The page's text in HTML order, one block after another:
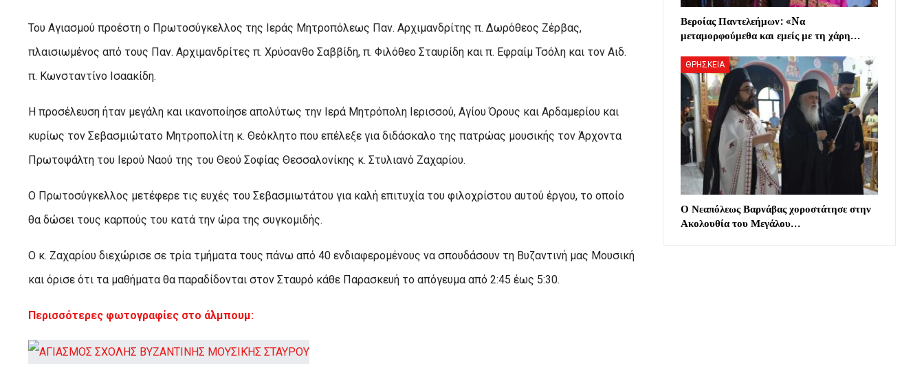
Του Αγιασμού προέστη ο Πρωτοσύγκελλος της Ιεράς Μητροπόλεως Παν. Αρχιμανδρίτης π. Δωρόθεος Ζέρβας,
πλαισιωμένος από τους Παν. Αρχιμανδρίτες π. Χρύσανθο Σαββίδη, π. Φιλόθεο Σταυρίδη και π. Εφραίμ Τσόλη και τον Αιδ.
π. Κωνσταντίνο Ισαακίδη.
Η προσέλευση ήταν μεγάλη και ικανοποίησε απολύτως την Ιερά Μητρόπολη Ιερισσού, Αγίου Όρους και Αρδαμερίου και
κυρίως τον Σεβασμιώτατο Μητροπολίτη κ. Θεόκλητο που επέλεξε για διδάσκαλο της πατρώας μουσικής τον Άρχοντα
Πρωτοψάλτη του Ιερού Ναού της του Θεού Σοφίας Θεσσαλονίκης κ. Στυλιανό Ζαχαρίου.
Ο Πρωτοσύγκελλος μετέφερε τις ευχές του Σεβασμιωτάτου για καλή επιτυχία του φιλοχρίστου αυτού έργου, το οποίο
θα δώσει τους καρπούς του κατά την ώρα της συγκομιδής.
Ο κ. Ζαχαρίου διεχώρισε σε τρία τμήματα τους πάνω από 40 ενδιαφερομένους να σπουδάσουν τη Βυζαντινή μας Μουσική
και όρισε ότι τα μαθήματα θα παραδίδονται στον Σταυρό κάθε Παρασκευή το απόγευμα από 2:45 έως 5:30.
Περισσότερες φωτογραφίες στο άλμπουμ:
Βεροίας Παντελεήμων: «Nα
μεταμορφούμεθα και εμείς με τη χάρη…
ΘΡΗΣΚΕΙΑ
Ο Νεαπόλεως Βαρνάβας χοροστάτησε στην
Ακολουθία του Μεγάλου…